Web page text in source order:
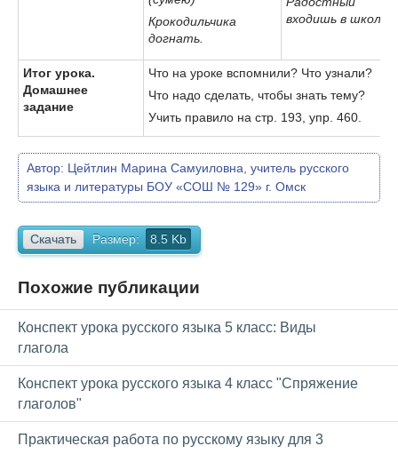
Крокодильчика
догнать
входишь в школу.
Итог урока.
Домашнее
задание
Что на уроке вспомнили? Что узнали?
Что надо сделать, чтобы знать тему?
Учить правило на стр. 193, упр. 460.
Автор: Цейтлин Марина Самуиловна, учитель русского
языка и литературы БОУ «СОШ № 129» г. Омск
Скачать Размер: 8.5 Kb
Похожие публикации
Конспект урока русского языка 5 класс: Виды
глагола
Конспект урока русского языка 4 класс "Спряжение
глаголов"
Практическая работа по русскому языку для 3